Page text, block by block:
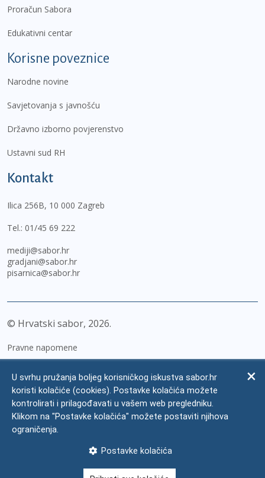
Proračun Sabora
Edukativni centar
Korisne poveznice
Narodne novine
Savjetovanja s javnošću
Državno izborno povjerenstvo
Ustavni sud RH
Kontakt
Ilica 256B, 10 000 Zagreb
Tel.: 01/45 69 222
mediji@sabor.hr
gradjani@sabor.hr
pisarnica@sabor.hr
© Hrvatski sabor, 2026
Pravne napomene
Zaštita osobnih podataka
Impressum
Česta pitanja
U svrhu pružanja boljeg korisničkog iskustva sabor.hr
koristi kolačiće (cookies). Postavke kolačića možete
kontrolirati i prilagođavati u vašem web pregledniku.
Klikom na "Postavke kolačića" možete postaviti njihova
ograničenja.
Postavke kolačića